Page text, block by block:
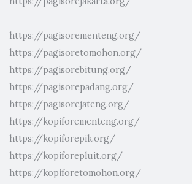
https://pagisorementeng.org/
https://pagisoretomohon.org/
https://pagisorebitung.org/
https://pagisorepadang.org/
https://pagisorejateng.org/
https://kopiforementeng.org/
https://kopiforepik.org/
https://kopiforepluit.org/
https://kopiforetomohon.org/